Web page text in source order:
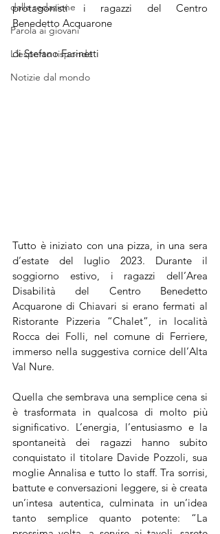
dalla redazione
Parola ai giovani
L'esperto risponde
Notizie dal mondo
protagonisti i ragazzi del Centro
Benedetto Acquarone
di Stefano Farinetti
Tutto è iniziato con una pizza, in una sera
d’estate del luglio 2023. Durante il
soggiorno estivo, i ragazzi dell’Area
Disabilità del Centro Benedetto
Acquarone di Chiavari si erano fermati al
Ristorante Pizzeria “Chalet”, in località
Rocca dei Folli, nel comune di Ferriere,
immerso nella suggestiva cornice dell’Alta
Val Nure.
Quella che sembrava una semplice cena si
è trasformata in qualcosa di molto più
significativo. L’energia, l’entusiasmo e la
spontaneità dei ragazzi hanno subito
conquistato il titolare Davide Pozzoli, sua
moglie Annalisa e tutto lo staff. Tra sorrisi,
battute e conversazioni leggere, si è creata
un’intesa autentica, culminata in un’idea
tanto semplice quanto potente: “La